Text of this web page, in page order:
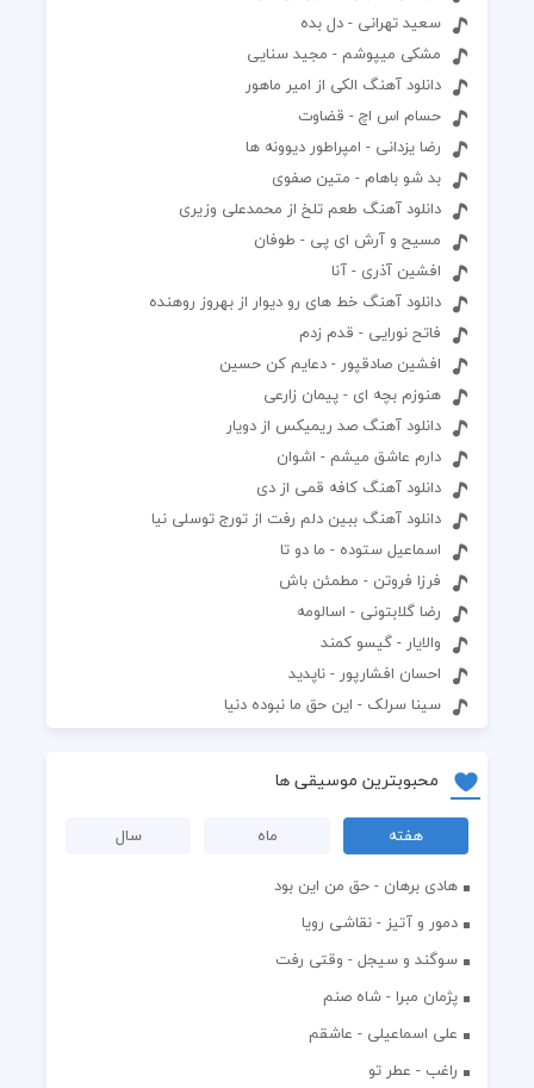
سعید تهرانی - دل بده
مشکی میپوشم - مجید سنایی
دانلود آهنگ الکی از امیر ماهور
حسام اس اچ - قضاوت
رضا یزدانی - امپراطور دیوونه ها
بد شو باهام - متین صفوی
دانلود آهنگ طعم تلخ از محمدعلی وزیری
مسیح و آرش ای پی - طوفان
افشین آذری - آنا
دانلود آهنگ خط های رو دیوار از بهروز روهنده
فاتح نورایی - قدم زدم
افشین صادقپور - دعایم کن حسین
هنوزم بچه ای - پیمان زارعی
دانلود آهنگ صد ریمیکس از دویار
دارم عاشق میشم - اشوان
دانلود آهنگ کافه قمی از دی
دانلود آهنگ ببین دلم رفت از تورج توسلی نیا
اسماعیل ستوده - ما دو تا
فرزا فروتن - مطمئن باش
رضا گلابتونی - اسالومه
والایار - گیسو کمند
احسان افشارپور - ناپدید
سینا سرلک - این حق ما نبوده دنیا
محبوبترین موسیقی ها
هفته ماه
سال
هادی برهان - حق من این بود
دمور و آتیز - نقاشی رویا
سوگند و سیجل - وقتی رفت
پژمان مبرا - شاه صنم
علی اسماعیلی - عاشقم
راغب - عطر تو